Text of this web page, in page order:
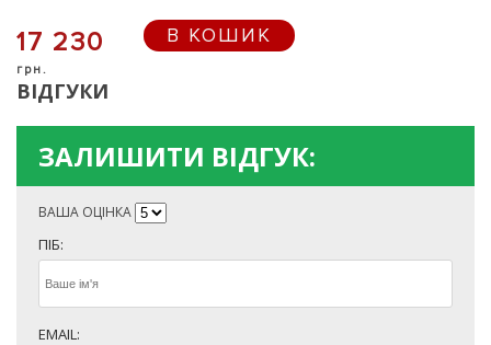
17 230
грн.
В КОШИК
ВІДГУКИ
ЗАЛИШИТИ ВІДГУК:
ВАША ОЦІНКА
ПІБ:
EMAIL: